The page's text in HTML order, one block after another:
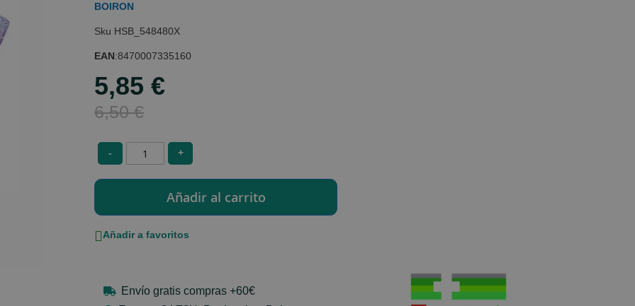
BOIRON
HSB_548480X
EAN:8470007335160
Special
Price
5,85 €
6,50 €
- +
Añadir a favoritos
Envío gratis compras +60€